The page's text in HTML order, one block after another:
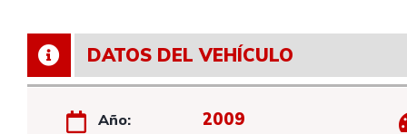
DATOS DEL VEHÍCULO
Año: 2009